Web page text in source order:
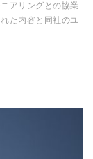
アリングとの協業
た内容と同社のユ